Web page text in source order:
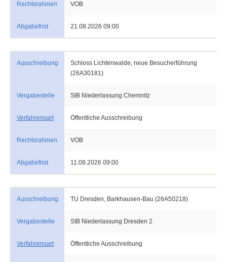
Rechtsrahmen VOB
Abgabefrist 21.08.2026 09:00
Ausschreibung
Schloss Lichtenwalde, neue Besucherführung
(26A30181)
Vergabestelle SIB Niederlassung Chemnitz
Verfahrensart Öffentliche Ausschreibung
Rechtsrahmen VOB
Abgabefrist 11.08.2026 09:00
Ausschreibung TU Dresden, Barkhausen-Bau (26A50218)
Vergabestelle SIB Niederlassung Dresden 2
Verfahrensart Öffentliche Ausschreibung